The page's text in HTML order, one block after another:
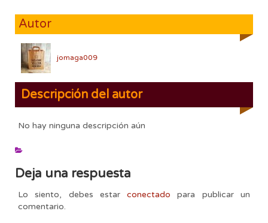
Autor
jomaga009
Descripción del autor
No hay ninguna descripción aún
Deja una respuesta
Lo siento, debes estarconectado para publicar un
comentario.